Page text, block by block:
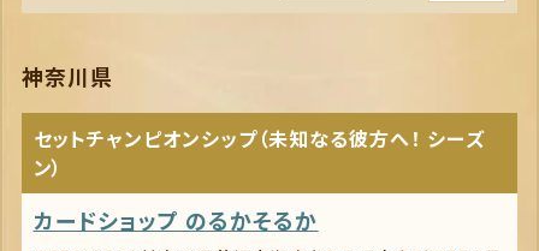
神奈川県
セットチャンピオンシップ（未知なる彼方へ！ シーズ
ン）
カードショップ のるかそるか